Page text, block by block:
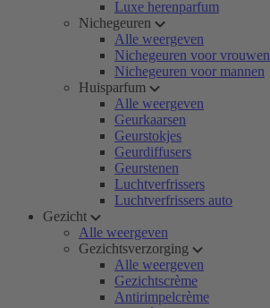
Luxe herenparfum
Nichegeuren
Alle weergeven
Nichegeuren voor vrouwen
Nichegeuren voor mannen
Huisparfum
Alle weergeven
Geurkaarsen
Geurstokjes
Geurdiffusers
Geurstenen
Luchtverfrissers
Luchtverfrissers auto
Gezicht
Alle weergeven
Gezichtsverzorging
Alle weergeven
Gezichtscrème
Antirimpelcrème